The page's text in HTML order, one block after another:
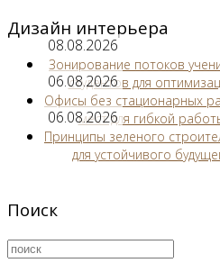
Дизайн интерьера
08.08.2026
Зонирование потоков
студентов для
06.08.2026
Офисы без стационарных
мест для гибкой
06.08.2026
Принципы зеленого
для устойчивого
Поиск